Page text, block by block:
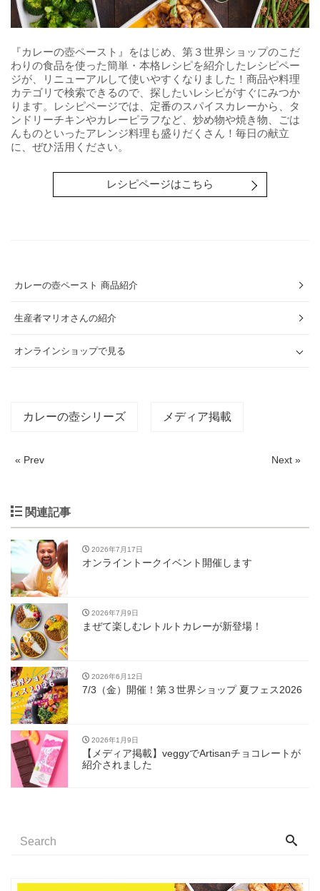
『カレーの壺ペースト』をはじめ、第３世界ショップのこだ
わりの食品を使った簡単・本格レシピを紹介したレシピペー
ジが、リニューアルして使いやすくなりました！商品や料理
カテゴリで検索できるので、探したいレシピがすぐにみつか
ります。レシピページでは、定番のスパイスカレーから、タ
ンドリーチキンやカレーピラフなど、炒め物や焼き物、ごは
んものといったアレンジ料理も盛りだくさん！毎日の献立
に、ぜひ活用ください。
レシピページはこちら
カレーの壺ペースト 商品紹介
生産者マリオさんの紹介
オンラインショップで見る
カレーの壺シリーズ メディア掲載
« Prev Next »
関連記事
2026年7月17日
オンライントークイベント開催します
2026年7月9日
まぜて楽しむレトルトカレーが新登場！
2026年6月12日
7/3（金）開催！第３世界ショップ 夏フェス2026
2026年1月9日
【メディア掲載】veggyでArtisanチョコレートが
紹介されました